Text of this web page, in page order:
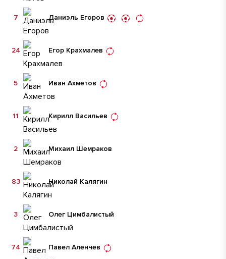
Даниэль Егоров
7
Егор Крахмалев
24
Иван Ахметов
5
Кирилл Васильев
11
Михаил Шемраков
2
Николай Калягин
83
Олег Цимбалистый
3
Павел Аленчев
74